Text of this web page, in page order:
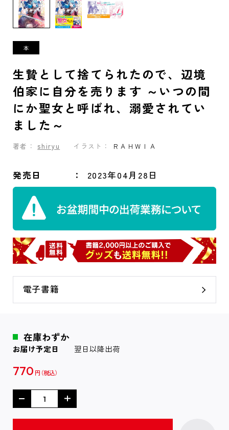
生贄として捨てられたので、辺境
伯家に自分を売ります ～いつの間
にか聖女と呼ばれ、溺愛されてい
ました～
著者： shiryu イラスト： ＲＡＨＷＩＡ
発売日 2023年04月28日
電子書籍
在庫わずか
お届け予定日 翌日以降出荷
770 円